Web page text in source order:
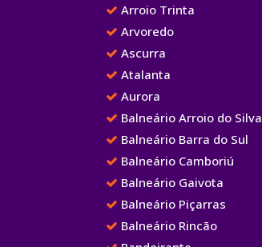
Arroio Trinta
Arvoredo
Ascurra
Atalanta
Aurora
Balneário Arroio do Silva
Balneário Barra do Sul
Balneário Camboriú
Balneário Gaivota
Balneário Piçarras
Balneário Rincão